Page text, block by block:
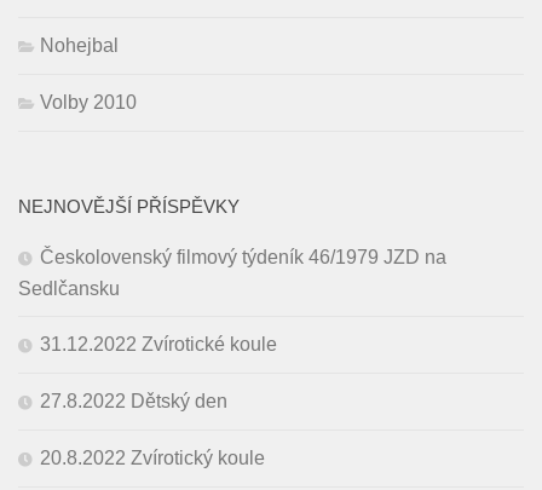
Nohejbal
Volby 2010
NEJNOVĚJŠÍ PŘÍSPĚVKY
Českolovenský filmový týdeník 46/1979 JZD na
Sedlčansku
31.12.2022 Zvírotické koule
27.8.2022 Dětský den
20.8.2022 Zvírotický koule